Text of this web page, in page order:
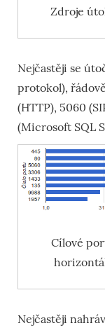
Zdroje
Nejčastěji se
protokol),
(HTTP), 5060
(Microsoft SQL
Cílové
Nejčastěji